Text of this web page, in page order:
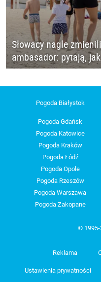
Słowacy nagle
ambasador: pytają,
Pogoda Białystok
Pogoda Gdańsk
Pogoda Katowice
Pogoda Kraków
Pogoda Łódź
Pogoda Opole
Pogoda Rzeszów
Pogoda Warszawa
Pogoda Zakopane
© 1995-
Reklama
Ustawienia prywatności